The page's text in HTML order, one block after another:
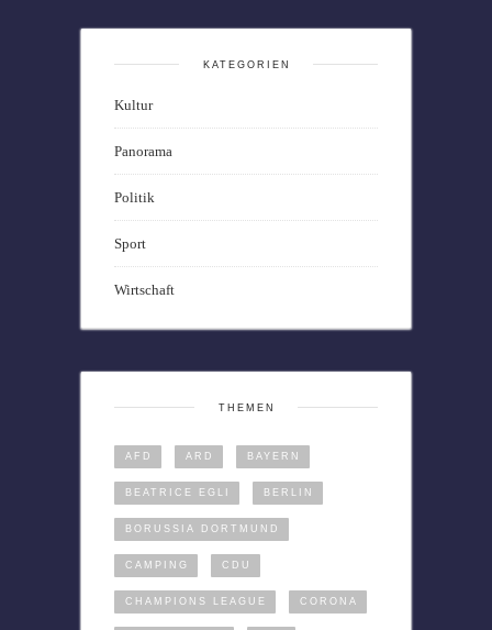
KATEGORIEN
Kultur
Panorama
Politik
Sport
Wirtschaft
THEMEN
AFD ARD BAYERN
BEATRICE EGLI BERLIN
BORUSSIA DORTMUND
CAMPING CDU
CHAMPIONS LEAGUE CORONA